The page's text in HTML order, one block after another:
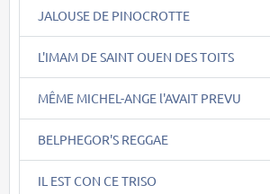
JALOUSE DE PINOCROTTE
L'IMAM DE SAINT OUEN DES TOITS
MÊME MICHEL-ANGE l'AVAIT PREVU
BELPHEGOR'S REGGAE
IL EST CON CE TRISO